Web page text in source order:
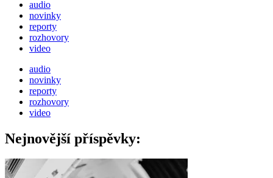
audio
novinky
reporty
rozhovory
video
audio
novinky
reporty
rozhovory
video
Nejnovější příspěvky: